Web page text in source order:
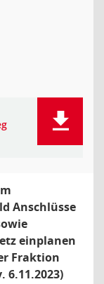
Anschlüsse
einplanen
Fraktion
6.11.2023)